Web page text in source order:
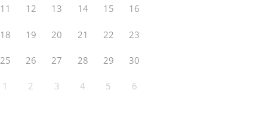
11 12 13 14 15 16
18 19 20 21 22 23
25 26 27 28 29 30
1 2 3 4 5 6